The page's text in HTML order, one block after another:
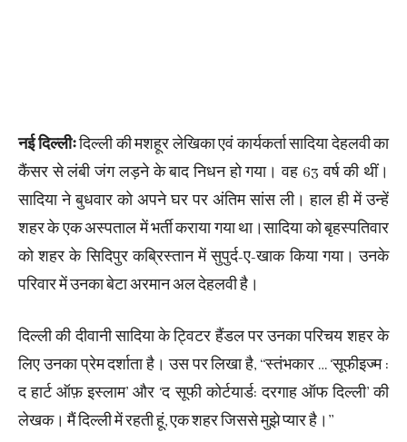
नई दिल्लीःदिल्ली की मशहूर लेखिका एवं कार्यकर्ता सादिया देहलवी का
कैंसर से लंबी जंग लड़ने के बाद निधन हो गया। वह 63 वर्ष की थीं।
सादिया ने बुधवार को अपने घर पर अंतिम सांस ली। हाल ही में उन्हें
शहर के एक अस्पताल में भर्ती कराया गया था।सादिया को बृहस्पतिवार
को शहर के सिदिपुर कब्रिस्तान में सुपुर्द-ए-खाक किया गया। उनके
परिवार में उनका बेटा अरमान अल देहलवी है।
दिल्ली की दीवानी सादिया के ट्विटर हैंडल पर उनका परिचय शहर के
लिए उनका प्रेम दर्शाता है। उस पर लिखा है, ‘‘स्तंभकार … ‘सूफीइज्म :
द हार्ट ऑफ़ इस्लाम’ और ‘द सूफी कोर्टयार्ड: दरगाह ऑफ दिल्ली’ की
लेखक। मैं दिल्ली में रहती हूं, एक शहर जिससे मुझे प्यार है।’’